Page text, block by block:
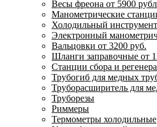
Весы фреона от 5900
Манометрические
Холодильный
Электронный
Вальцовки от 3200 руб.
Шланги заправочные от
Станции сбора и
Трубогиб для медных
Труборасширитель для
Труборезы
Риммеры
Термометры холодильные